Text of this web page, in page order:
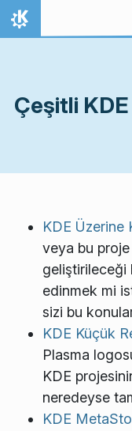
İçeriğe atla
Ana Sayfa
Çeşitli
KDE Üzerine
veya bu proje
geliştirileceği
edinmek mi
sizi bu
KDE Küçük
Plasma
KDE
neredeyse
KDE